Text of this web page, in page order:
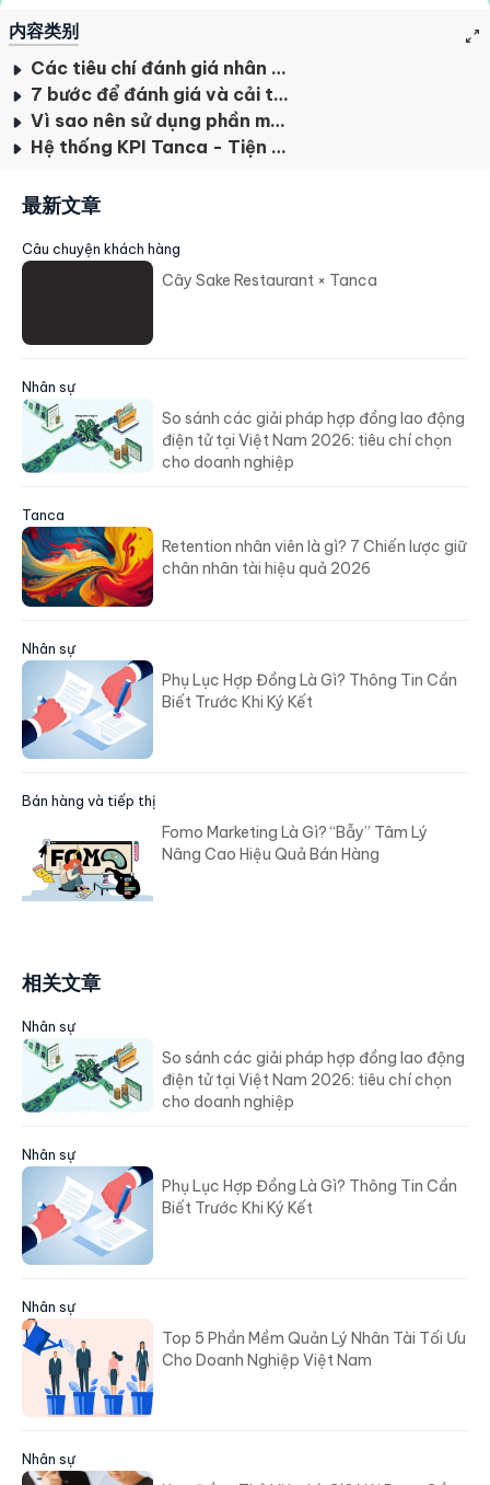
内容类别
Các tiêu chí đánh giá nhân viên gồm những gì?
7 bước để đánh giá và cải thiện hiệu suất của nhân viên
Vì sao nên sử dụng phần mềm đánh giá nhân viên?
Hệ thống KPI Tanca - Tiện lợi, linh hoạt, chính xác
最新文章
Câu chuyện khách hàng
Cây Sake Restaurant × Tanca
Nhân sự
So sánh các giải pháp hợp đồng lao động
điện tử tại Việt Nam 2026: tiêu chí chọn
cho doanh nghiệp
Tanca
Retention nhân viên là gì? 7 Chiến lược giữ
chân nhân tài hiệu quả 2026
Nhân sự
Phụ Lục Hợp Đồng Là Gì? Thông Tin Cần
Biết Trước Khi Ký Kết
Bán hàng và tiếp thị
Fomo Marketing Là Gì? “Bẫy” Tâm Lý
Nâng Cao Hiệu Quả Bán Hàng
相关文章
Nhân sự
So sánh các giải pháp hợp đồng lao động
điện tử tại Việt Nam 2026: tiêu chí chọn
cho doanh nghiệp
Nhân sự
Phụ Lục Hợp Đồng Là Gì? Thông Tin Cần
Biết Trước Khi Ký Kết
Nhân sự
Top 5 Phần Mềm Quản Lý Nhân Tài Tối Ưu
Cho Doanh Nghiệp Việt Nam
Nhân sự